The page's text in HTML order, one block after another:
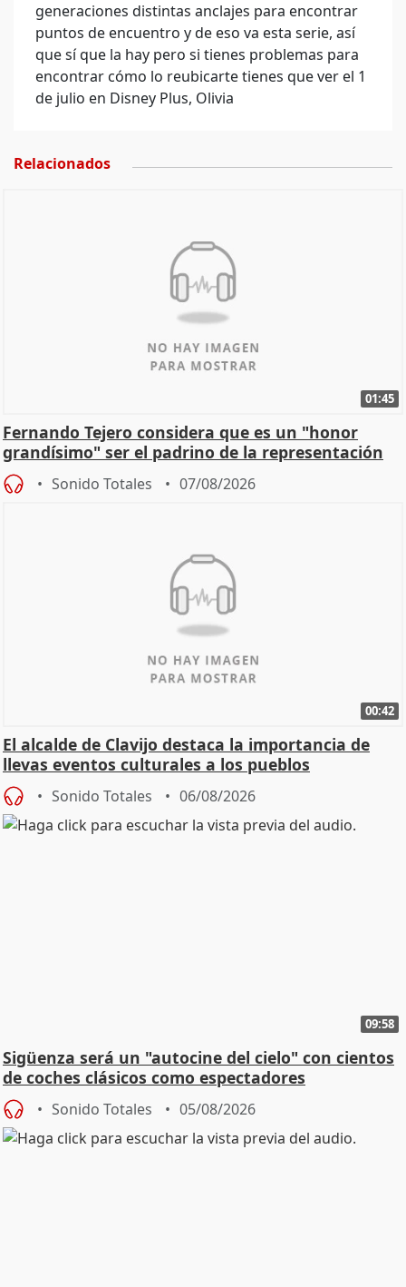
generaciones distintas anclajes para encontrar
puntos de encuentro y de eso va esta serie, así
que sí que la hay pero si tienes problemas para
encontrar cómo lo reubicarte tienes que ver el 1
de julio en Disney Plus, Olivia
Relacionados
01:45
Fernando Tejero considera que es un "honor
grandísimo" ser el padrino de la representación
Sonido Totales 07/08/2026
00:42
El alcalde de Clavijo destaca la importancia de
llevas eventos culturales a los pueblos
Sonido Totales 06/08/2026
09:58
Sigüenza será un "autocine del cielo" con cientos
de coches clásicos como espectadores
Sonido Totales 05/08/2026